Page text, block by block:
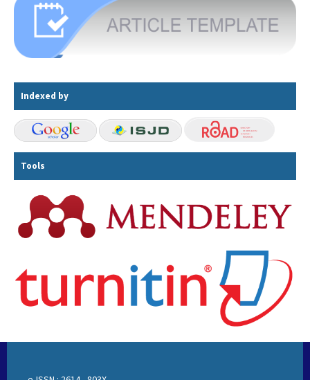
Indexed by
Tools